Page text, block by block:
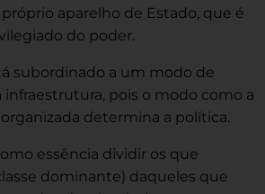
aparelho de Estado, que é
do poder.
subordinado a um modo de
infraestrutura, pois o modo como a
determina a política.
essência dividir os que
dominante) daqueles que